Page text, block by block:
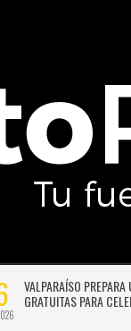
VALPARAÍSO
GRATUITAS PARA